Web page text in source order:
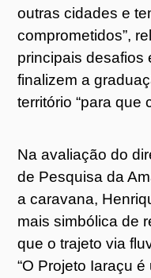
outras cidades e
comprometidos”,
principais desafios
finalizem a
território “para que
Na avaliação do
de Pesquisa da
a caravana,
mais simbólica de
que o trajeto via
“O Projeto Iaraçu